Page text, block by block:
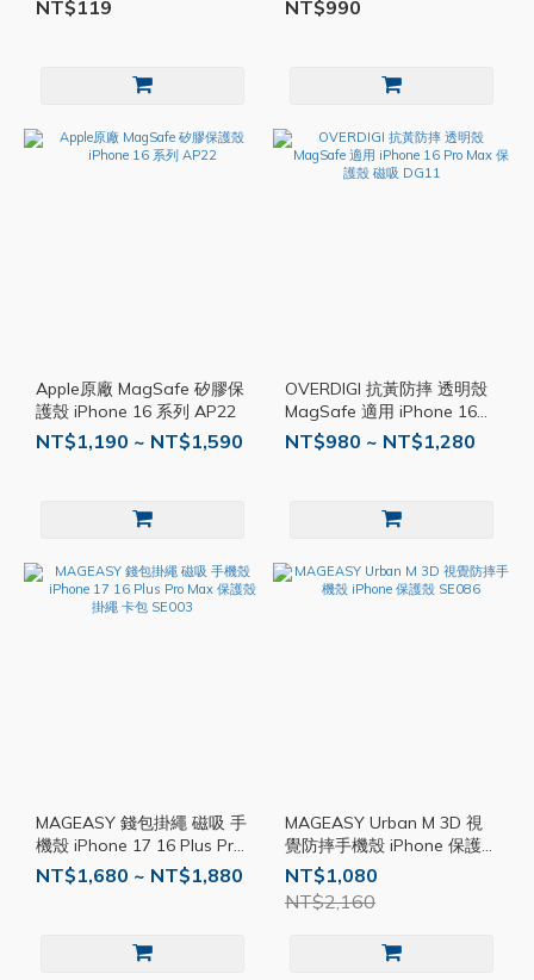
殼 TI008
NT$119 NT$990
Apple原廠 MagSafe 矽膠保
護殼 iPhone 16 系列 AP22
NT$1,190 ~ NT$1,590
OVERDIGI 抗黃防摔 透明殼
MagSafe 適用 iPhone 16
Pro Max 保護殼 磁吸 DG11
NT$980 ~ NT$1,280
MAGEASY 錢包掛繩 磁吸 手
機殼 iPhone 17 16 Plus Pro
Max 保護殼 掛繩 卡包
SE003
NT$1,680 ~ NT$1,880
MAGEASY Urban M 3D 視
覺防摔手機殼 iPhone 保護殼
SE086
NT$1,080
NT$2,160